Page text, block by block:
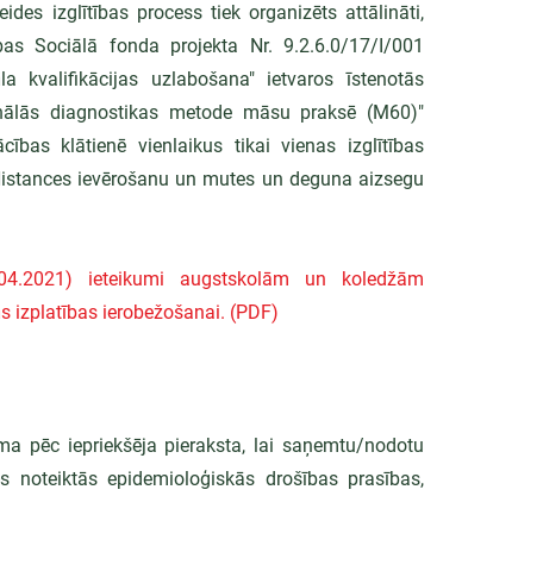
izglītības process tiek organizēts attālināti,
Sociālā fonda projekta Nr. 9.2.6.0/17/I/001
kvalifikācijas uzlabošana" ietvaros īstenotās
diagnostikas metode māsu praksē (M60)"
klātienē vienlaikus tikai vienas izglītības
ievērošanu un mutes un deguna aizsegu
ieteikumi augstskolām un koledžām
izplatības ierobežošanai. (PDF)
pēc iepriekšēja pieraksta, lai saņemtu/nodotu
noteiktās epidemioloģiskās drošības prasības,